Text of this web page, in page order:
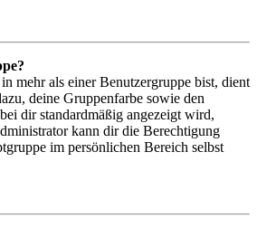
mehr als einer Benutzergruppe bist, dient
deine Gruppenfarbe sowie den
dir standardmäßig angezeigt wird,
kann dir die Berechtigung
im persönlichen Bereich selbst